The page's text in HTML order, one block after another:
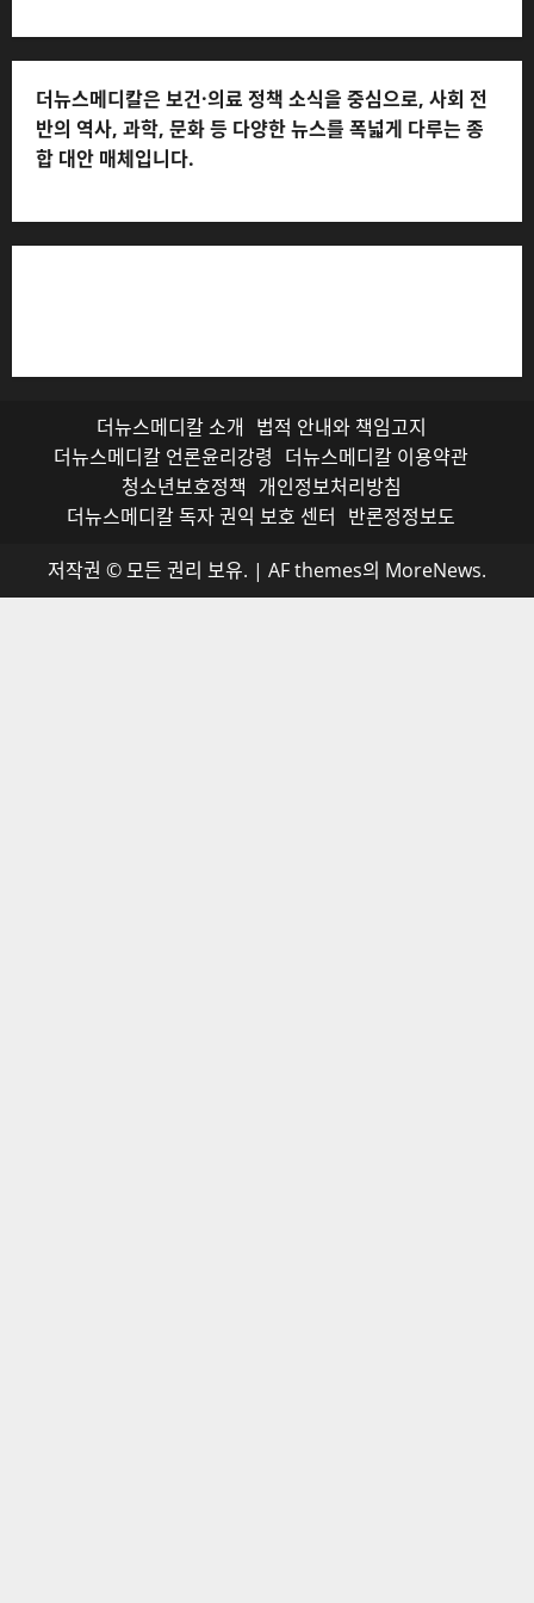
더뉴스메디칼은 보건·의료 정책 소식을 중심으로, 사회 전
반의 역사, 과학, 문화 등 다양한 뉴스를 폭넓게 다루는 종
합 대안 매체입니다.
더뉴스메디칼 소개 법적 안내와 책임고지
더뉴스메디칼 언론윤리강령 더뉴스메디칼 이용약관
청소년보호정책 개인정보처리방침
더뉴스메디칼 독자 권익 보호 센터 반론정정보도
저작권 © 모든 권리 보유. | AF themes의 MoreNews.